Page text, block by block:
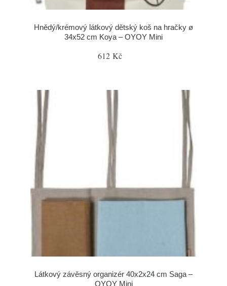
Hnědý/krémový látkový dětský koš na hračky ø
34x52 cm Koya – OYOY Mini
612 Kč
Látkový závěsný organizér 40x2x24 cm Saga –
OYOY Mini